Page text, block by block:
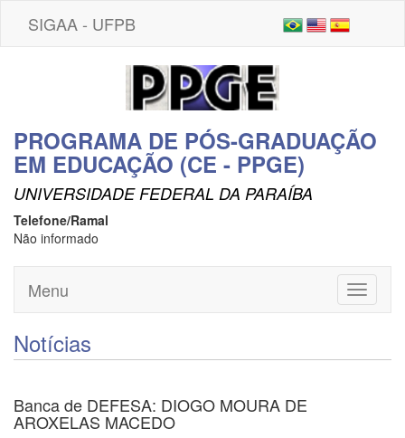
SIGAA - UFPB
PROGRAMA DE PÓS-GRADUAÇÃO
EM EDUCAÇÃO (CE - PPGE)
UNIVERSIDADE FEDERAL DA PARAÍBA
Telefone/Ramal
Não informado
Toggle
Menu
Notícias
Banca de DEFESA: DIOGO MOURA DE
AROXELAS MACEDO